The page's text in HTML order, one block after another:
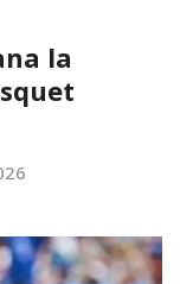
la